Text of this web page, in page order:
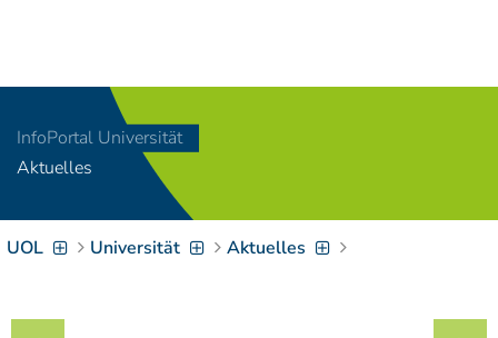
[Access-Key 8
Zum Inhalt springen
Zur Suche springen
[Access-Key 4]
Zur Hauptnavigation
InfoPortal Universität
Aktuelles
UOL Universität Aktuelles